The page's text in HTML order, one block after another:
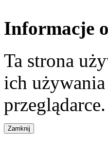
Informacje
Ta strona
ich
przeglądarce.